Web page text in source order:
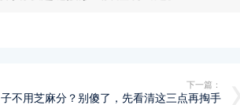
下一篇：
不用芝麻分？别傻了，先看清这三点再掏手